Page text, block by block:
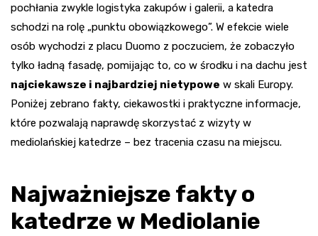
pochłania zwykle logistyka zakupów i galerii, a katedra
schodzi na rolę „punktu obowiązkowego”. W efekcie wiele
osób wychodzi z placu Duomo z poczuciem, że zobaczyło
tylko ładną fasadę, pomijając to, co w środku i na dachu jest
najciekawsze i najbardziej nietypowe w skali Europy.
Poniżej zebrano fakty, ciekawostki i praktyczne informacje,
które pozwalają naprawdę skorzystać z wizyty w
mediolańskiej katedrze – bez tracenia czasu na miejscu.
Najważniejsze fakty o
katedrze w Mediolanie